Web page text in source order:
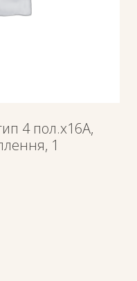
4 пол.х16А,
1